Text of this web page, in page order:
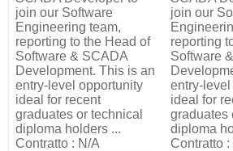
join our Software
Engineering team,
reporting to the Head of
Software & SCADA
Development. This is an
entry-level opportunity
ideal for recent
graduates or technical
diploma holders ...
Contratto : N/A
join our
reporting
Software
entry-
ideal for
graduates
diploma
Contratto :